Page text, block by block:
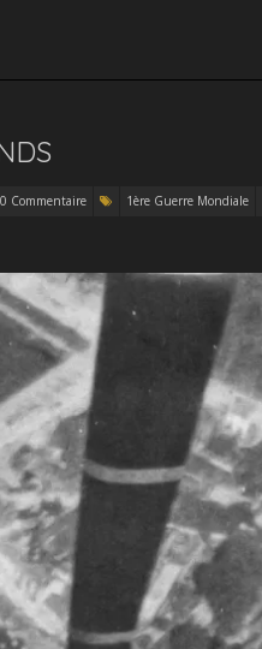
0 Commentaire 1ère Guerre Mondiale